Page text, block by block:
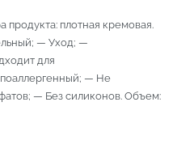
продукта: плотная кремовая.
— Уход; —
для
— Не
— Без силиконов. Объем: